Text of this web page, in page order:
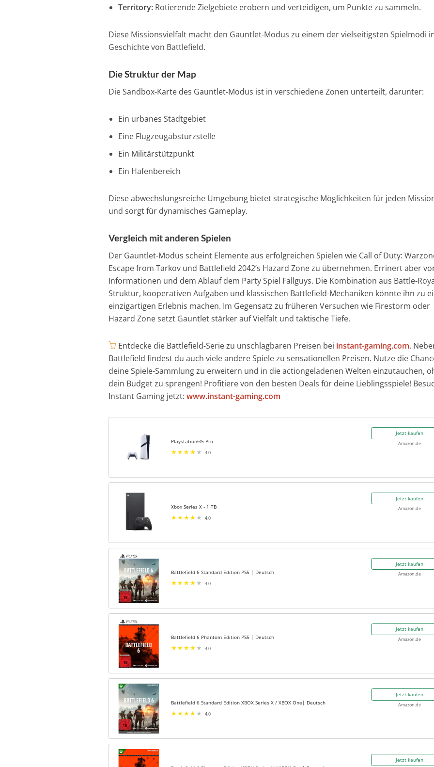
Territory: Rotierende Zielgebiete erobern und verteidigen, um Punkte zu sammeln.
Diese Missionsvielfalt macht den Gauntlet-Modus zu einem der vielseitigsten Spielmodi
Geschichte von Battlefield.
Die Struktur der Map
Die Sandbox-Karte des Gauntlet-Modus ist in verschiedene Zonen unterteilt, darunter:
Ein urbanes Stadtgebiet
Eine Flugzeugabsturzstelle
Ein Militärstützpunkt
Ein Hafenbereich
Diese abwechslungsreiche Umgebung bietet strategische Möglichkeiten für jeden
und sorgt für dynamisches Gameplay.
Vergleich mit anderen Spielen
Der Gauntlet-Modus scheint Elemente aus erfolgreichen Spielen wie Call of Duty:
Escape from Tarkov und Battlefield 2042’s Hazard Zone zu übernehmen. Errinert aber
Informationen und dem Ablauf dem Party Spiel Fallguys. Die Kombination aus Battle-
Struktur, kooperativen Aufgaben und klassischen Battlefield-Mechaniken könnte ihn zu
einzigartigen Erlebnis machen. Im Gegensatz zu früheren Versuchen wie Firestorm oder
Hazard Zone setzt Gauntlet stärker auf Vielfalt und taktische Tiefe.
Entdecke die Battlefield-Serie zu unschlagbaren Preisen bei instant-gaming.com.
Battlefield findest du auch viele andere Spiele zu sensationellen Preisen. Nutze die
deine Spiele-Sammlung zu erweitern und in die actiongeladenen Welten einzutauchen,
dein Budget zu sprengen! Profitiere von den besten Deals für deine Lieblingsspiele!
Instant Gaming jetzt:www.instant-gaming.com
Playstation®5 Pro
4.0
Jetzt kaufen
Amazon.de
Xbox Series X - 1 TB
4.0
Jetzt kaufen
Amazon.de
Battlefield 6 Standard Edition PS5 | Deutsch
4.0
Jetzt kaufen
Amazon.de
Battlefield 6 Phantom Edition PS5 | Deutsch
4.0
Jetzt kaufen
Amazon.de
Battlefield 6 Standard Edition XBOX Series X / XBOX One| Deutsch
4.0
Jetzt kaufen
Amazon.de
Jetzt kaufen